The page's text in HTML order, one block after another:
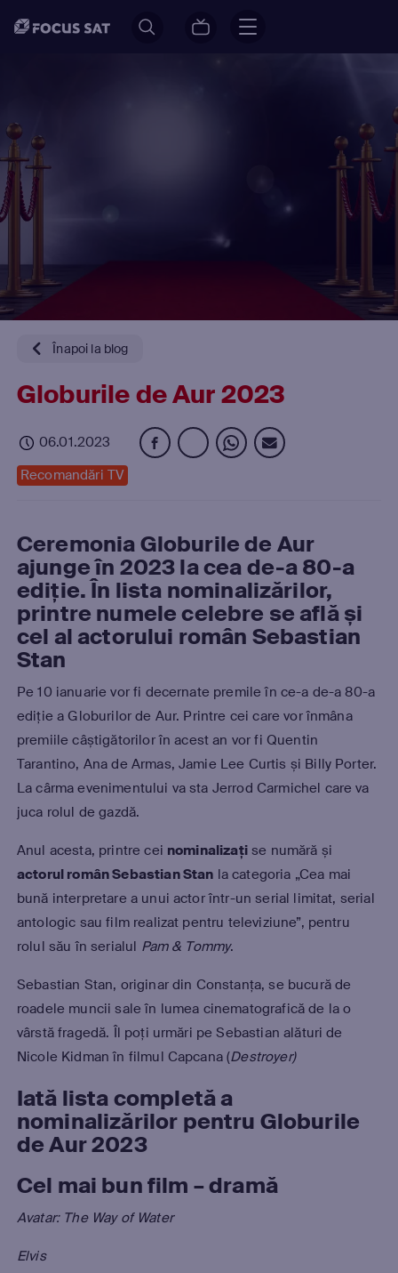
Înapoi la blog
Globurile de Aur 2023
06.01.2023
Recomandări TV
Ceremonia Globurile de Aur
ajunge în 2023 la cea de-a 80-a
ediție. În lista nominalizărilor,
printre numele celebre se află și
cel al actorului român Sebastian
Stan
Pe 10 ianuarie vor fi decernate premile în ce-a de-a 80-a
ediție a Globurilor de Aur. Printre cei care vor înmâna
premiile câștigătorilor în acest an vor fi Quentin
Tarantino, Ana de Armas, Jamie Lee Curtis și Billy Porter.
La cârma evenimentului va sta Jerrod Carmichel care va
juca rolul de gazdă.
Anul acesta, printre cei nominalizațise numără și
actorul român Sebastian Stan la categoria „Cea mai
bună interpretare a unui actor într-un serial limitat, serial
antologic sau film realizat pentru televiziune”, pentru
rolul său în serialul Pam & Tommy.
Sebastian Stan, originar din Constanța, se bucură de
roadele muncii sale în lumea cinematografică de la o
vârstă fragedă. Îl poți urmări pe Sebastian alături de
Nicole Kidman în filmul Capcana (Destroyer)
Iată lista completă a
nominalizărilor pentru Globurile
de Aur 2023
Cel mai bun film – dramă
Avatar: The Way of Water
Elvis